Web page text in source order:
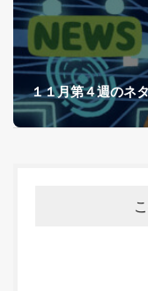
１１月第４週のネ